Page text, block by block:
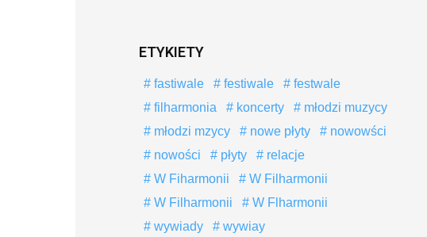
ETYKIETY
fastiwale festiwale
festwale
filharmonia
koncerty
młodzi muzycy
młodzi mzycy
nowe płyty
nowowści
nowości
płyty
relacje
W Fiharmonii
W Filharmonii
W Filharmonii
W Flharmonii
wywiady
wywiay